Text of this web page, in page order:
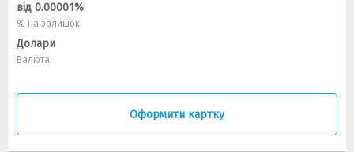
від 0.00001%
% на залишок
Долари
Валюта
Оформити картку